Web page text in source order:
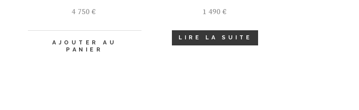
4 750€
AJOUTER AU
PANIER
1 490 €
LIRE LA SUITE